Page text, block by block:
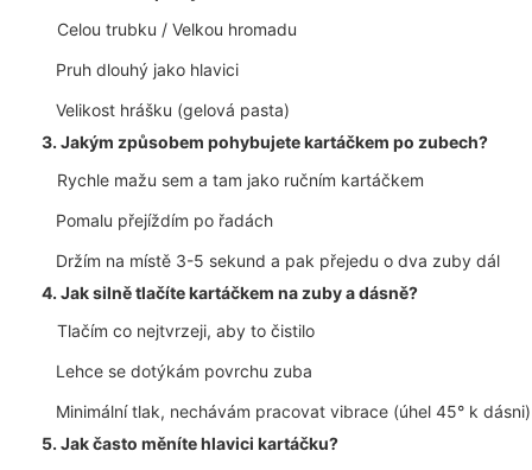
Celou trubku / Velkou hromadu
Pruh dlouhý jako hlavici
Velikost hrášku (gelová pasta)
3. Jakým způsobem pohybujete kartáčkem po zubech?
Rychle mažu sem a tam jako ručním kartáčkem
Pomalu přejíždím po řadách
Držím na místě 3-5 sekund a pak přejedu o dva zuby dál
4. Jak silně tlačíte kartáčkem na zuby a dásně?
Tlačím co nejtvrzeji, aby to čistilo
Lehce se dotýkám povrchu zuba
Minimální tlak, nechávám pracovat vibrace (úhel 45° k dásni)
5. Jak často měníte hlavici kartáčku?